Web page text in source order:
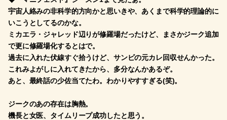
宇宙人絡みの非科学的方向かと思いきや、あくまで科学的理論的に
いこうとしてるのかな。
ミカエラ・ジャレッド辺りが修羅場だったけど、まさかジーク追加
で更に修羅場化するとはで。
過去に入れた伏線すぐ拾うけど、サンビの元カレ回収せんかった。
これみよがしに入れてきたから、多分なんかあるぞ。
あと、最終話の少佐当てたわ。わかりやすすぎる(笑)。
ジークのあの存在は胸熱。
機長と女医、タイムリープ成功したと思う。